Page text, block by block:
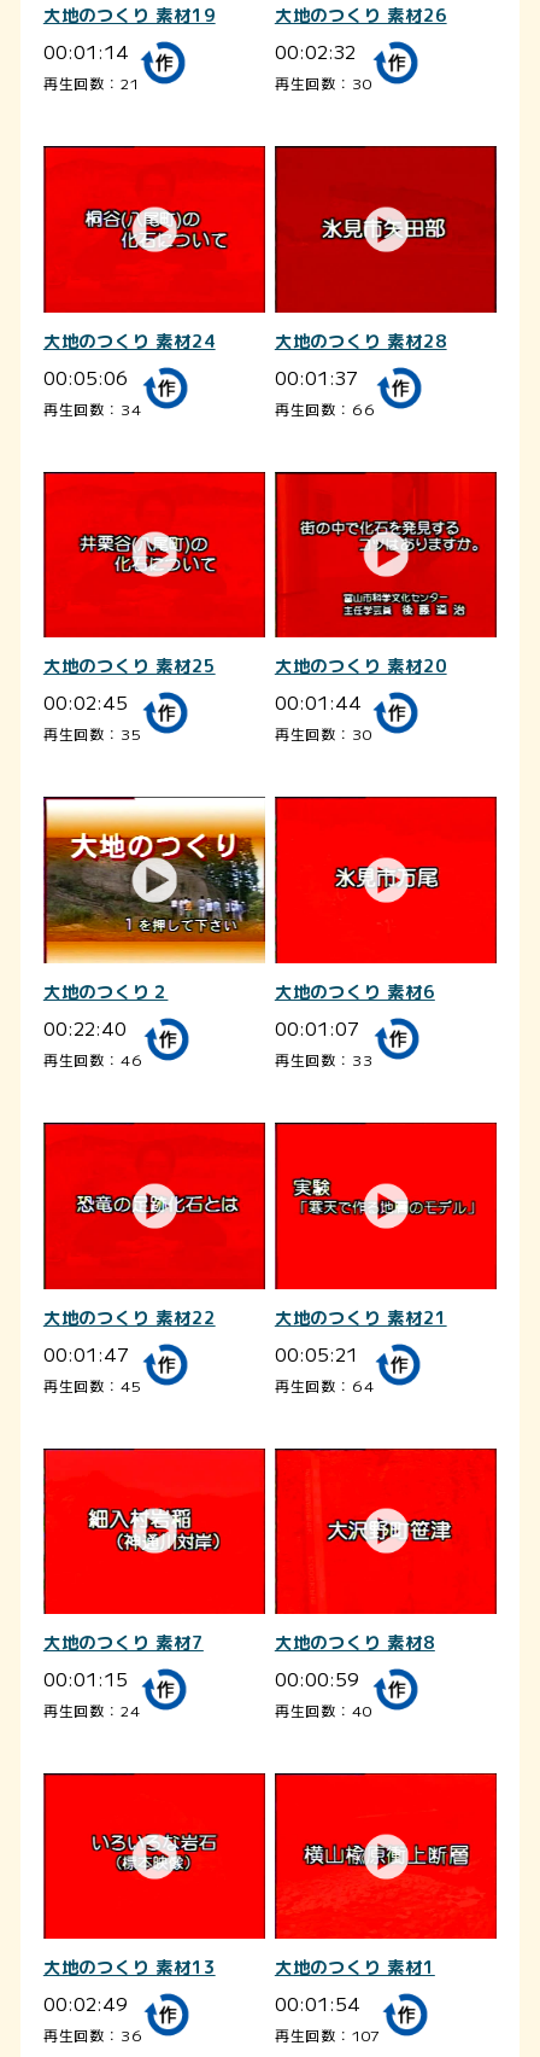
大地のつくり 素材19
00:01:14
再生回数：21
大地のつくり 素材26
00:02:32
再生回数：30
大地のつくり 素材24
00:05:06
再生回数：34
大地のつくり 素材28
00:01:37
再生回数：66
大地のつくり 素材25
00:02:45
再生回数：35
大地のつくり 素材20
00:01:44
再生回数：30
大地のつくり２
00:22:40
再生回数：46
大地のつくり 素材6
00:01:07
再生回数：33
大地のつくり 素材22
00:01:47
再生回数：45
大地のつくり 素材21
00:05:21
再生回数：64
大地のつくり 素材7
00:01:15
再生回数：24
大地のつくり 素材8
00:00:59
再生回数：40
大地のつくり 素材13
00:02:49
再生回数：36
大地のつくり 素材1
00:01:54
再生回数：107